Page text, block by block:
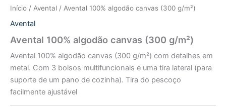
Início / Avental / Avental 100% algodão canvas (300 g/m²)
Avental
Avental 100% algodão canvas (300 g/m²)
Avental 100% algodão canvas (300 g/m²) com detalhes em
metal. Com 3 bolsos multifuncionais e uma tira lateral (para
suporte de um pano de cozinha). Tira do pescoço
facilmente ajustável